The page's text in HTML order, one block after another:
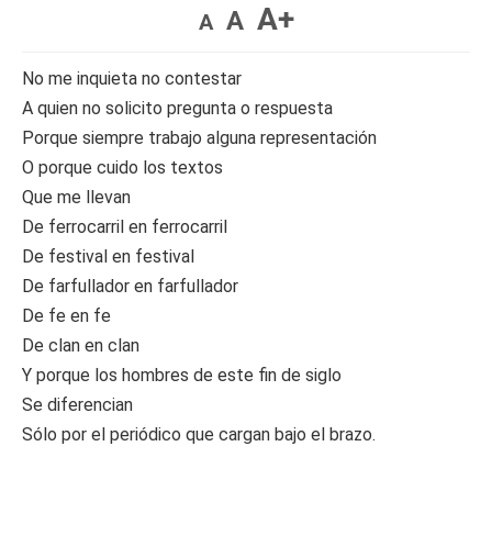
A A A+
No me inquieta no contestar
A quien no solicito pregunta o respuesta
Porque siempre trabajo alguna representación
O porque cuido los textos
Que me llevan
De ferrocarril en ferrocarril
De festival en festival
De farfullador en farfullador
De fe en fe
De clan en clan
Y porque los hombres de este fin de siglo
Se diferencian
Sólo por el periódico que cargan bajo el brazo.